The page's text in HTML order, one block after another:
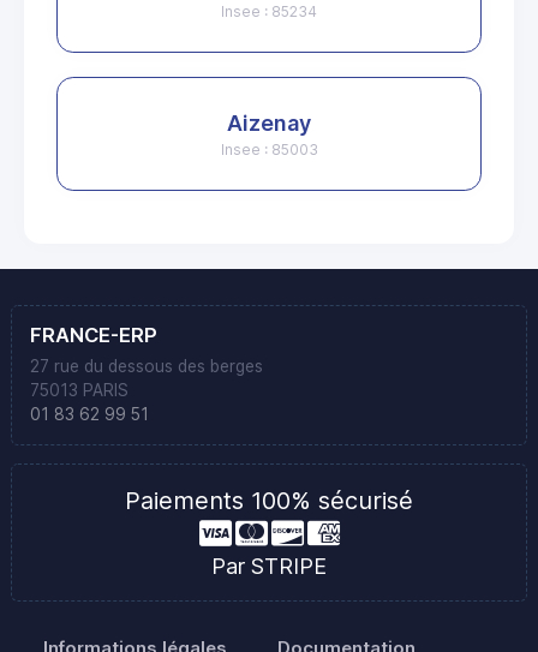
Insee : 85234
Aizenay
Insee : 85003
FRANCE-ERP
27 rue du dessous des berges
75013 PARIS
01 83 62 99 51
Paiements 100% sécurisé
Par STRIPE